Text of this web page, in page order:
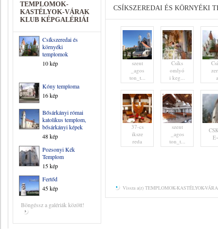
TEMPLOMOK-
KASTÉLYOK-VÁRAK
KLUB KÉPGALÉRIÁI
Csíkszeredai és
környéki
templomok
10 kép
Kóny temploma
16 kép
Bősárkányi római
katolikus templom,
bősárkányi képek
48 kép
Pozsonyi Kék
Templom
15 kép
Fertőd
45 kép
Böngéssz a galériák között!
CSÍKSZEREDAI ÉS KÖRNYÉKI
szent
_agos
ton_t...
Csíks
omlyó
i keg...
a
37-cs
iksze
reda
szent
_agos
ton_t...
Vissza a(z) TEMPLOMOK-KASTÉLYOK-